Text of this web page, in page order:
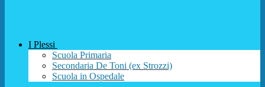
I Plessi
Scuola Primaria
Secondaria De Toni (ex Strozzi)
Scuola in Ospedale